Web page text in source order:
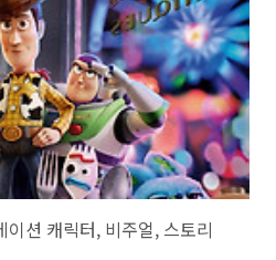
에서 최고의 두려움을 퍼뜨리는 일을
는 설리와 마이크가 자신들의 두려움
션 캐릭터, 비주얼, 스토리